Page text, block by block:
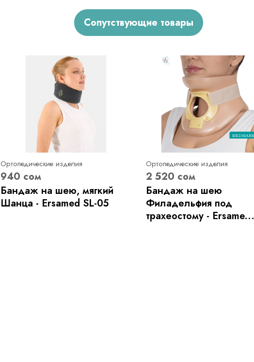
Сопутствующие товары
Ортопедические изделия
940 сом
Бандаж на шею, мягкий
Шанца - Ersamed SL-05
Ортопедические изделия
2 520 сом
Бандаж на шею
Филадельфия под
трахеостому - Ersame...